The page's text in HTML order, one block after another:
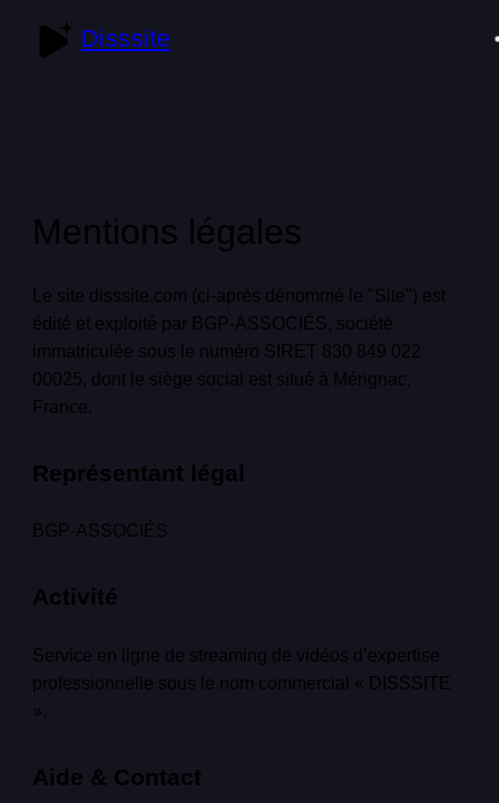
Disssite
Mentions légales
Le site disssite.com (ci-après dénommé le "Site") est
édité et exploité par BGP-ASSOCIÉS, société
immatriculée sous le numéro SIRET 830 849 022
00025, dont le siège social est situé à Mérignac,
France.
Représentant légal
BGP-ASSOCIÉS
Activité
Service en ligne de streaming de vidéos d’expertise
professionnelle sous le nom commercial « DISSSITE
».
Aide & Contact